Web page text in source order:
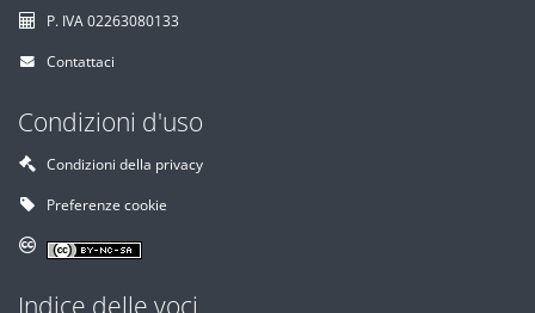
P. IVA 02263080133
Contattaci
Condizioni d'uso
Condizioni della privacy
Preferenze cookie
Indice delle voci